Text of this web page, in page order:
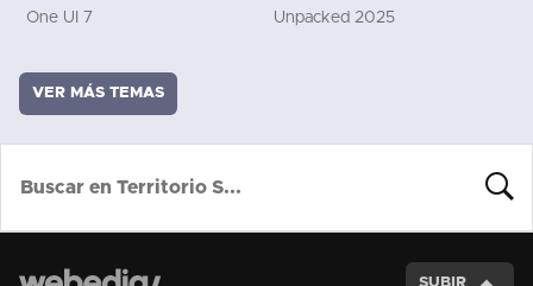
One UI 7 Unpacked 2025
VER MÁS TEMAS